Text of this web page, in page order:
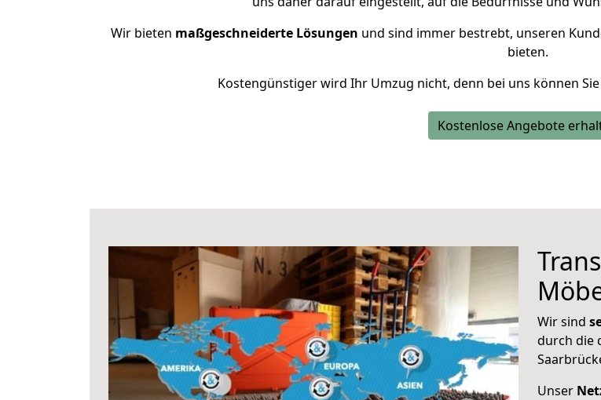
Wir bieten maßgeschneiderte Lösungen und sind immer bestrebt, unseren
bieten.
Kostengünstiger wird Ihr Umzug nicht, denn bei uns können
Kostenlose Angebote
Wir sind
durch die
Unser